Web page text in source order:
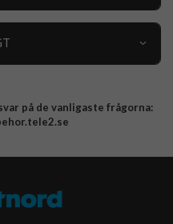
på de vanligaste frågorna: